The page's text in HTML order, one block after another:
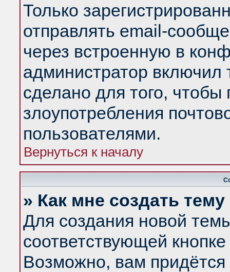
Только
отправлять email-
через встроенную в
администратор
сделано для того, чтобы
злоупотребления
пользователями.
Вернуться к началу
» Как мне создать
Для создания новой
соответствующей
Возможно, вам придётся